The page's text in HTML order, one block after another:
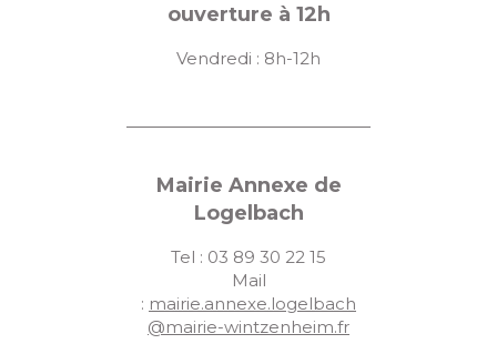
ouverture à 12h
Vendredi : 8h-12h
Mairie Annexe de
Logelbach
Tel : 03 89 30 22 15
Mail
: mairie.annexe.logelbach
@mairie-wintzenheim.fr